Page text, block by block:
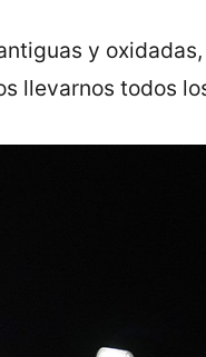
y
llevarnos todos